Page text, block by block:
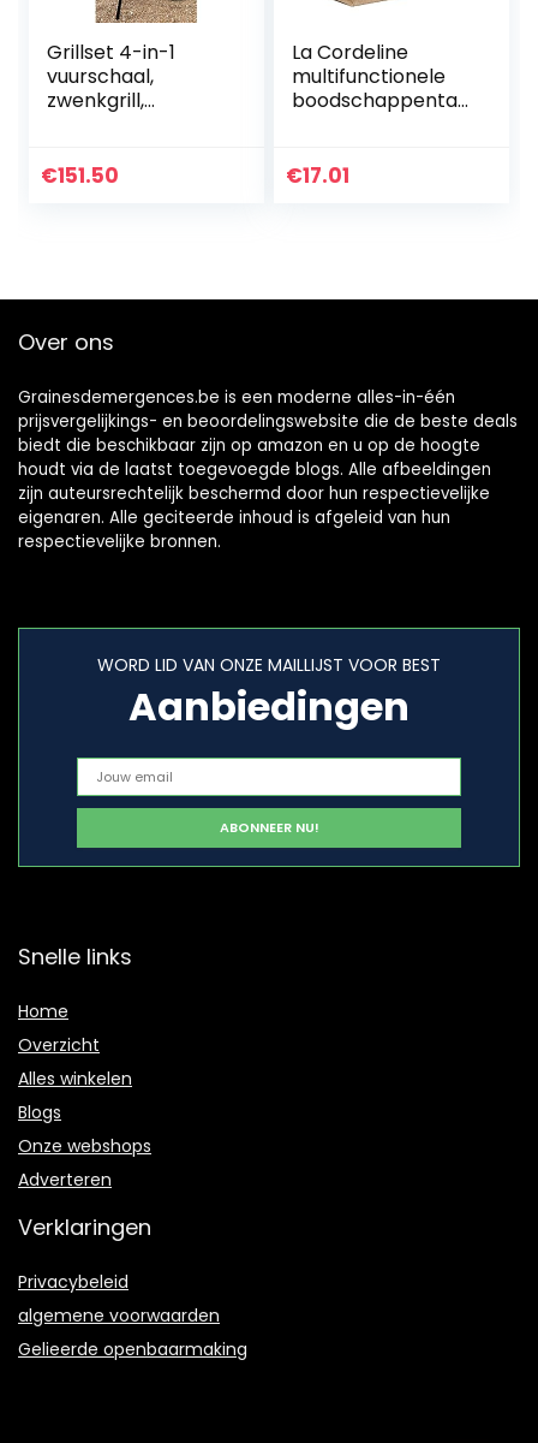
Grillset 4-in-1
vuurschaal,
zwenkgrill,
€151.50
La Cordeline
multifunctionele
boodschappentas,
€17.01
Over ons
Grainesdemergences.be is een moderne alles-in-één
prijsvergelijkings- en beoordelingswebsite die de beste deals
biedt die beschikbaar zijn op amazon en u op de hoogte
houdt via de laatst toegevoegde blogs. Alle afbeeldingen
zijn auteursrechtelijk beschermd door hun respectievelijke
eigenaren. Alle geciteerde inhoud is afgeleid van hun
respectievelijke bronnen.
WORD LID VAN ONZE MAILLIJST VOOR BEST
Aanbiedingen
Snelle links
Home
Overzicht
Alles winkelen
Blogs
Onze webshops
Adverteren
Verklaringen
Privacybeleid
algemene voorwaarden
Gelieerde openbaarmaking